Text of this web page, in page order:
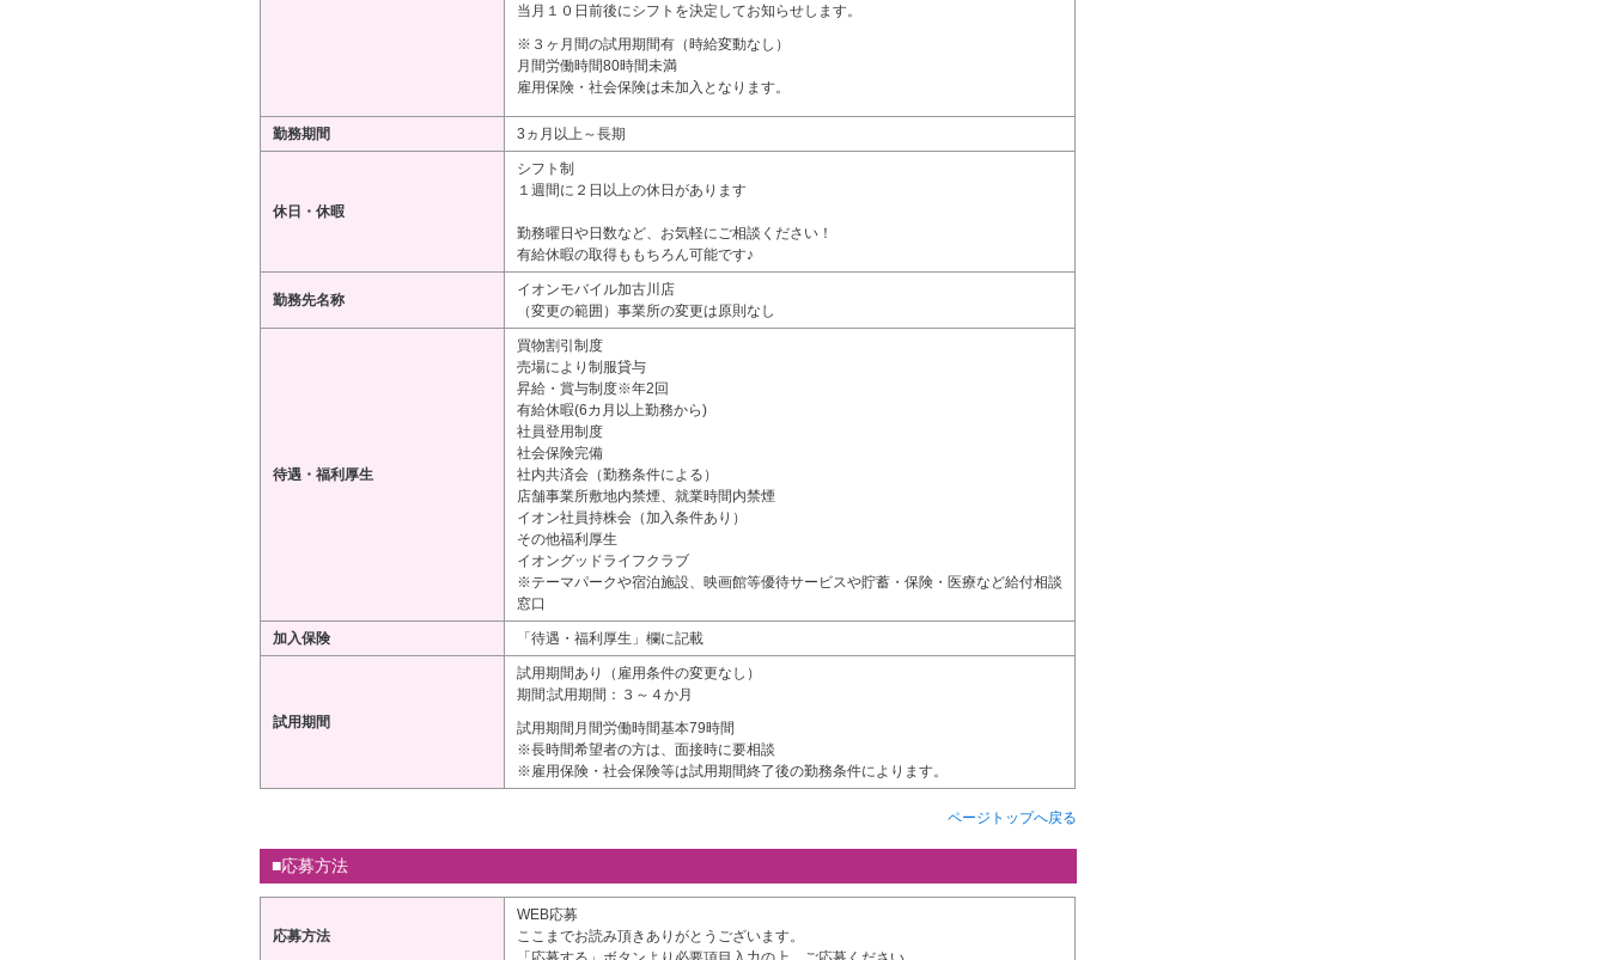
当月１０日前後にシフトを決定してお知らせします。
※３ヶ月間の試用期間有（時給変動なし）
月間労働時間80時間未満
雇用保険・社会保険は未加入となります。
勤務期間 3ヵ月以上～長期
休日・休暇
シフト制
１週間に２日以上の休日があります
勤務曜日や日数など、お気軽にご相談ください！
有給休暇の取得ももちろん可能です♪
勤務先名称
イオンモバイル加古川店
（変更の範囲）事業所の変更は原則なし
待遇・福利厚生
買物割引制度
売場により制服貸与
昇給・賞与制度※年2回
有給休暇(6カ月以上勤務から)
社員登用制度
社会保険完備
社内共済会（勤務条件による）
店舗事業所敷地内禁煙、就業時間内禁煙
イオン社員持株会（加入条件あり）
その他福利厚生
イオングッドライフクラブ
※テーマパークや宿泊施設、映画館等優待サービスや貯蓄・保険・医療など給付相談
窓口
加入保険 「待遇・福利厚生」欄に記載
試用期間
試用期間あり（雇用条件の変更なし）
期間:試用期間：３～４か月
試用期間月間労働時間基本79時間
※長時間希望者の方は、面接時に要相談
※雇用保険・社会保険等は試用期間終了後の勤務条件によります。
ページトップへ戻る
■応募方法
応募方法
WEB応募
ここまでお読み頂きありがとうございます。